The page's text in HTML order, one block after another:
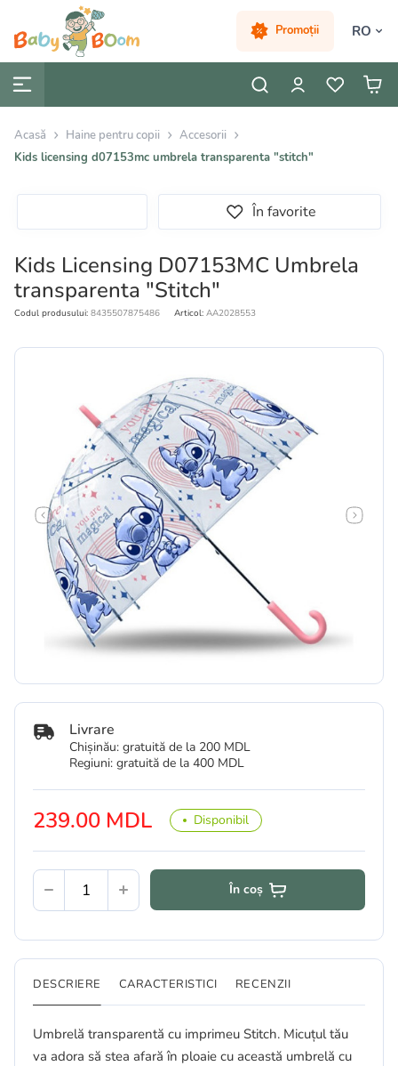
Promoții RO
Acasă Haine pentru copii
Accesorii
Kids licensing d07153mc umbrela transparenta "stitch"
În favorite
Kids Licensing D07153MC Umbrela
transparenta "Stitch"
Codul produsului: 8435507875486 Articol: AA2028553
239.00 MDL Disponibil
Livrare
Chișinău: gratuită de la 200 MDL
Regiuni: gratuită de la 400 MDL
În coș
DESCRIERE CARACTERISTICI RECENZII
Umbrelă transparentă cu imprimeu Stitch. Micuțul tău
va adora să stea afară în ploaie cu această umbrelă cu